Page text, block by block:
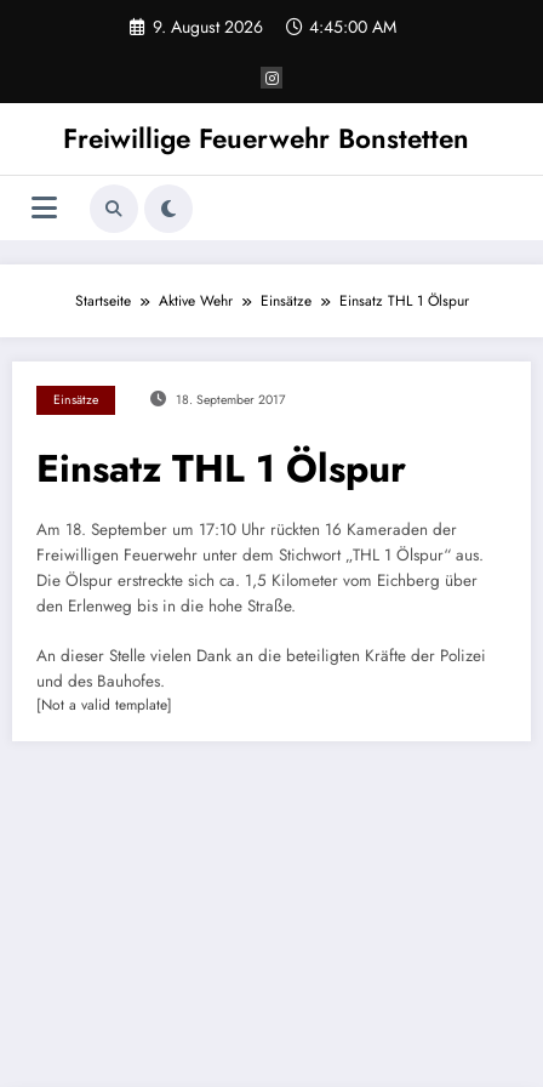
9. August 2026 4:45:00 AM
Freiwillige Feuerwehr Bonstetten
Startseite Aktive Wehr Einsätze Einsatz THL 1 Ölspur
Einsätze 18. September 2017
Einsatz THL 1 Ölspur
Am 18. September um 17:10 Uhr rückten 16 Kameraden der
Freiwilligen Feuerwehr unter dem Stichwort „THL 1 Ölspur“ aus.
Die Ölspur erstreckte sich ca. 1,5 Kilometer vom Eichberg über
den Erlenweg bis in die hohe Straße.
An dieser Stelle vielen Dank an die beteiligten Kräfte der Polizei
und des Bauhofes.
[Not a valid template]